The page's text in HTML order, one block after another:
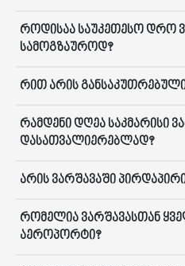
როდისაა საუკეთესო დრო
სამოგზაუროდ?
რით არის
რამდენი დღეა საკმარისი
დასათვალიერებლად?
არის ვარშავაში
რომელია ვარშავასთან
აეროპორტი?